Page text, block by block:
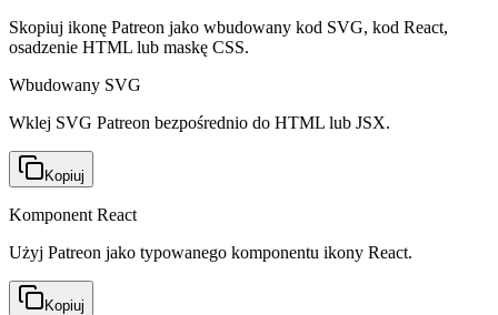
Skopiuj ikonę Patreon jako wbudowany kod SVG, kod React,
osadzenie HTML lub maskę CSS.
Wbudowany SVG
Wklej SVG Patreon bezpośrednio do HTML lub JSX.
Kopiuj
Komponent React
Użyj Patreon jako typowanego komponentu ikony React.
Kopiuj